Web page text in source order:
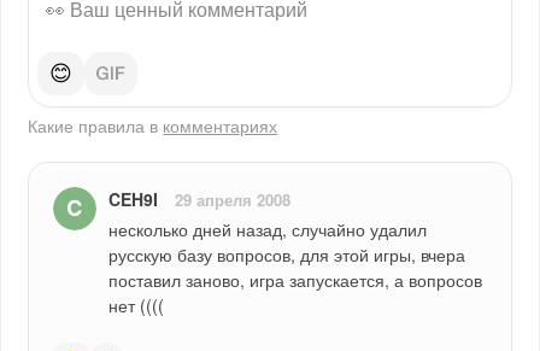
😊
Какие правила в комментариях
CEH9I 29 апреля 2008
несколько дней назад, случайно удалил
русскую базу вопросов, для этой игры, вчера
поставил заново, игра запускается, а вопросов
нет ((((